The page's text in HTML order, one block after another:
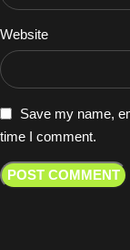
Website
Save my name,
time I comment.